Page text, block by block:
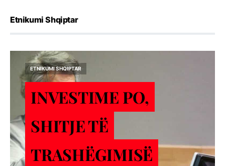
Etnikumi Shqiptar
ETNIKUMI SHQIPTAR
INVESTIME PO,
SHITJE TЁ
TRASHЁGIMISЁ